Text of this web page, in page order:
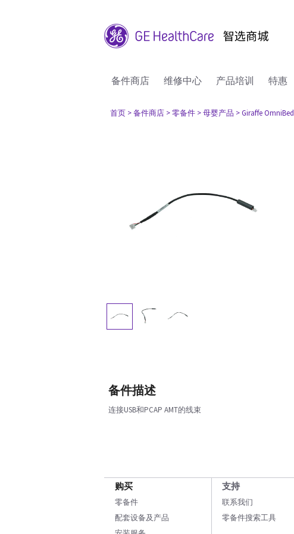
备件商店 维修中心 产品培训 特惠
首页 > 备件商店 > 零备件 > 母婴产品 > Giraffe OmniBed
备件描述
连接USB和PCAP AMT的线束
购买
零备件
配套设备及产品
支持
联系我们
零备件搜索工具